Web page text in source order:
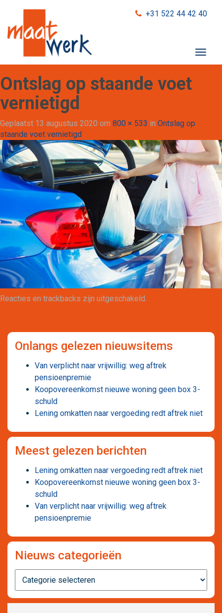
Maatwerk
+31 522 44 42 40
T
o
v
i
g
i
Ontslag op staande voet
vernietigd
Geplaatst 13 augustus 2020 om 800 × 533 in Ontslag op
staande voet vernietigd
Reacties en trackbacks zijn uitgeschakeld.
Onlangs gelezen nieuwsitems
Van verplicht naar vrijwillig: weg aftrek
pensioenpremie
Koopovereenkomst nieuwe woning geen box 3-
schuld
Lening omkatten naar vergoeding redt aftrek niet
Meest gelezen berichten
Lening omkatten naar vergoeding redt aftrek niet
Koopovereenkomst nieuwe woning geen box 3-
schuld
Van verplicht naar vrijwillig: weg aftrek
pensioenpremie
Nieuws categorieën
categorieën